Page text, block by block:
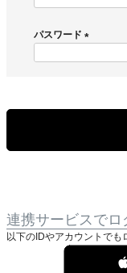
)
パスワード
連携サービスで
以下のIDやアカウントでも